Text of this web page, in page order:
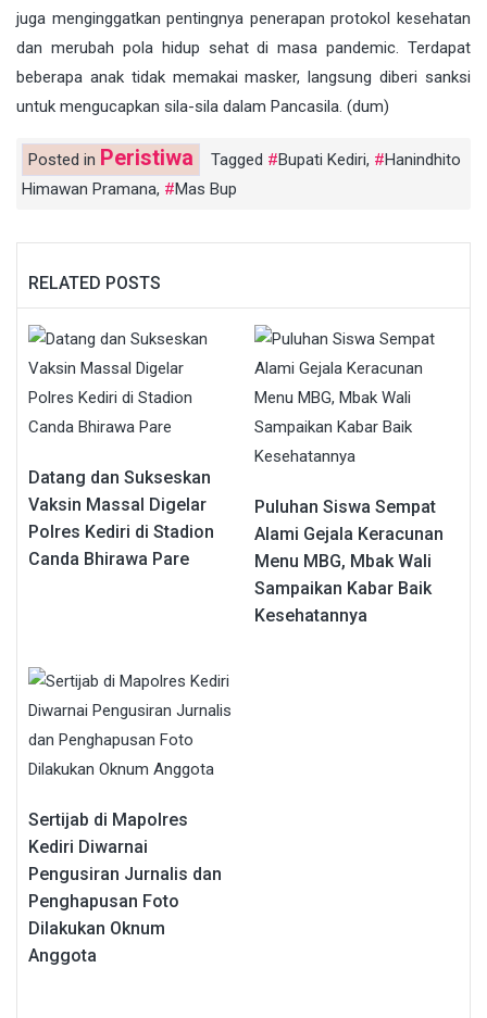
juga menginggatkan pentingnya penerapan protokol kesehatan
dan merubah pola hidup sehat di masa pandemic. Terdapat
beberapa anak tidak memakai masker, langsung diberi sanksi
untuk mengucapkan sila-sila dalam Pancasila. (dum)
Posted in Peristiwa Tagged Bupati Kediri,
Hanindhito
Himawan Pramana, Mas Bup
RELATED POSTS
Datang dan Sukseskan
Vaksin Massal Digelar
Polres Kediri di Stadion
Canda Bhirawa Pare
Puluhan Siswa Sempat
Alami Gejala Keracunan
Menu MBG, Mbak Wali
Sampaikan Kabar Baik
Kesehatannya
Sertijab di Mapolres
Kediri Diwarnai
Pengusiran Jurnalis dan
Penghapusan Foto
Dilakukan Oknum
Anggota